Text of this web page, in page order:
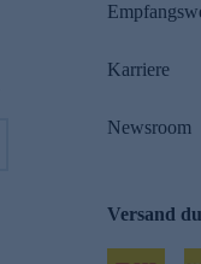
Karriere
Newsroom
Versand